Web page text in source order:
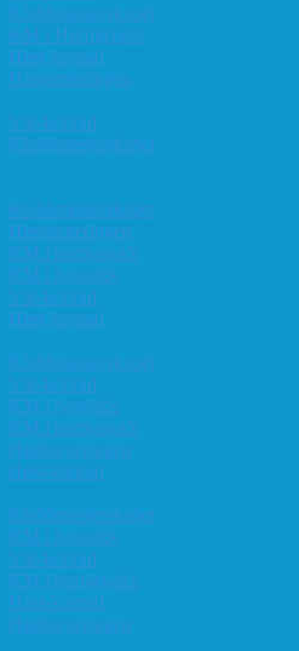
Klubbmesterskapet
KM i Hurtigsjakk
Høst-konrad
Høstturneringen
Vår-konrad
Klubbmesterskapet
Klubbmesterskapet
Høstturneringen
KM i hurtigsjakk
KM i lynsjakk
Vår-konrad
Høst-konrad
Klubbmesterskapet
Vår-konrad
KM i lynsjakk
KM i hurtigsjakk
Høstturneringen
Høst-konrad
Klubbmesterskapet
KM i lynsjakk
Vår-konrad
KM i hurtigsjakk
Høst-konrad
Høstturneringen